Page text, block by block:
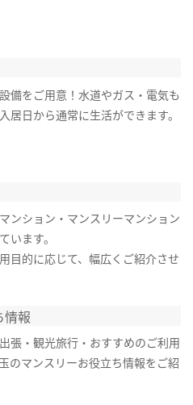
備をご用意！水道やガス・電気も
居日から通常に生活ができます。
ンション・マンスリーマンション
います。
目的に応じて、幅広くご紹介させ
情報
張・観光旅行・おすすめのご利用
のマンスリーお役立ち情報をご紹